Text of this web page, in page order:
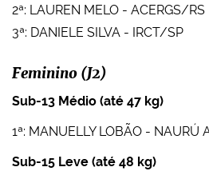
2ª: LAUREN MELO - ACERGS/RS
3ª: DANIELE SILVA - IRCT/SP
Feminino (J2)
Sub-13 Médio (até 47 kg)
1ª: MANUELLY LOBÃO - NAURÚ
Sub-15 Leve (até 48 kg)